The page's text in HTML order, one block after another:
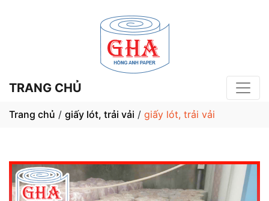
TRANG CHỦ
Trang chủ / giấy lót, trải vải / giấy lót, trải vải